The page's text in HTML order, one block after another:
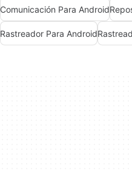
Comunicación Para Android
Rastreador Para Android